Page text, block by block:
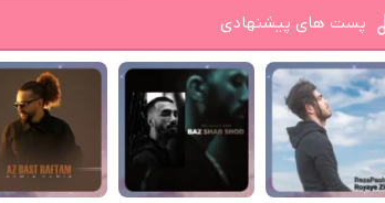
پست های پیشنهادی